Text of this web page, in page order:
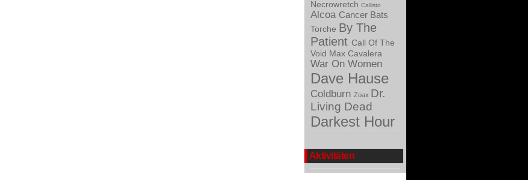
Necrowretch Callisto
Alcoa Cancer Bats
Torche By The
Patient Call Of The
Void Max Cavalera
War On Women
Dave Hause
Coldburn Zoax Dr.
Living Dead
Darkest Hour
Aktivitäten